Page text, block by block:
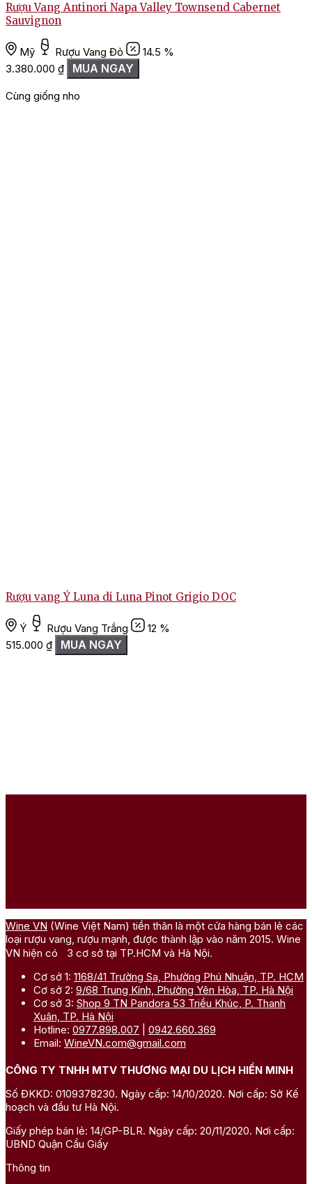
Rượu Vang Antinori Napa Valley Townsend Cabernet
Sauvignon
Mỹ Rượu Vang Đỏ
14.5 %
3.380.000 ₫ MUA NGAY
Cùng giống nho
Rượu vang Ý Luna di Luna Pinot Grigio DOC
Ý Rượu Vang Trắng
12 %
515.000 ₫ MUA NGAY
Wine VN (Wine Việt Nam) tiền thân là một cửa hàng bán lẻ các
loại rượu vang, rượu mạnh, được thành lập vào năm 2015. Wine
VN hiện có 3 cơ sở tại TP.HCM và Hà Nội.
Cơ sở 1: 1168/41 Trường Sa, Phường Phú Nhuận, TP. HCM
Cơ sở 2: 9/68 Trung Kính, Phường Yên Hòa, TP. Hà Nội
Cơ sở 3: Shop 9 TN Pandora 53 Triều Khúc, P. Thanh
Xuân, TP. Hà Nội
Hotline: 0977.898.007
0942.660.369
Email: WineVN.com@gmail.com
CÔNG TY TNHH MTV THƯƠNG MẠI DU LỊCH HIỀN MINH
Số ĐKKD: 0109378230. Ngày cấp: 14/10/2020. Nơi cấp: Sở Kế
hoạch và đầu tư Hà Nội.
Giấy phép bán lẻ: 14/GP-BLR. Ngày cấp: 20/11/2020. Nơi cấp:
UBND Quận Cầu Giấy
Thông tin